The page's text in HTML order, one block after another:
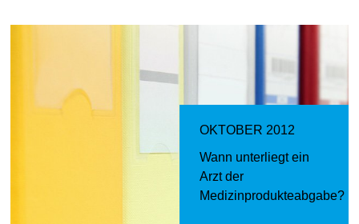
OKTOBER 2012
Wann unterliegt ein
Arzt der
Medizinprodukteabgabe?